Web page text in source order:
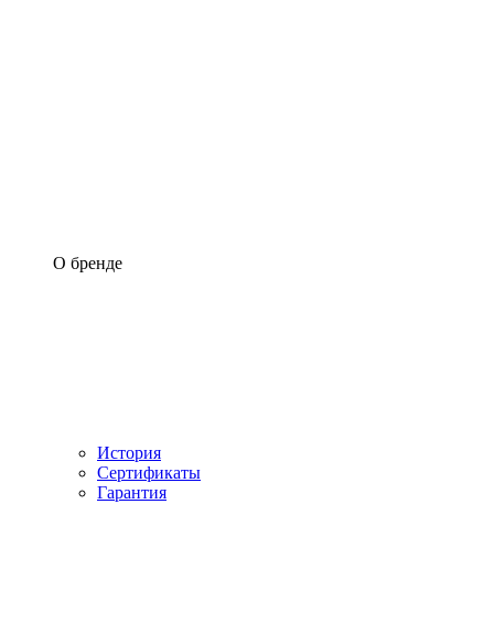
О бренде
История
Сертификаты
Гарантия